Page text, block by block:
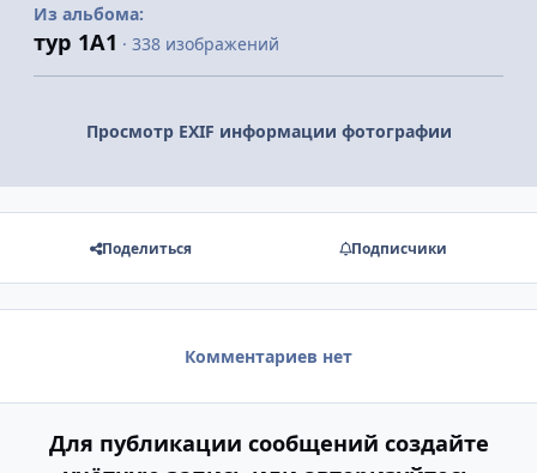
Из альбома:
тур 1А1 · 338 изображений
Просмотр EXIF информации фотографии
Поделиться Подписчики
Комментариев нет
Для публикации сообщений создайте